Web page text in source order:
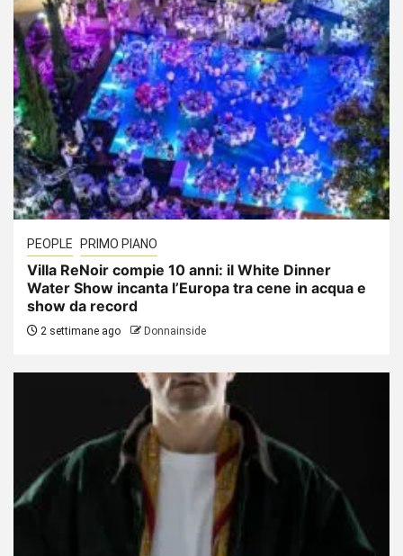
PEOPLE PRIMO PIANO
Villa ReNoir compie 10 anni: il White Dinner
Water Show incanta l’Europa tra cene in acqua e
show da record
2 settimane ago Donnainside